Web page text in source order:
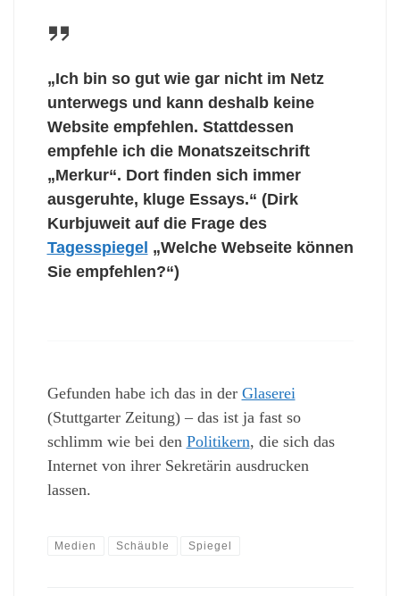
„Ich bin so gut wie gar nicht im Netz
unterwegs und kann deshalb keine
Website empfehlen. Stattdessen
empfehle ich die Monatszeitschrift
„Merkur“. Dort finden sich immer
ausgeruhte, kluge Essays.“ (Dirk
Kurbjuweit auf die Frage des
Tagesspiegel „Welche Webseite können
Sie empfehlen?“)
Gefunden habe ich das in der Glaserei
(Stuttgarter Zeitung) – das ist ja fast so
schlimm wie bei den Politikern, die sich das
Internet von ihrer Sekretärin ausdrucken
lassen.
Medien Schäuble Spiegel